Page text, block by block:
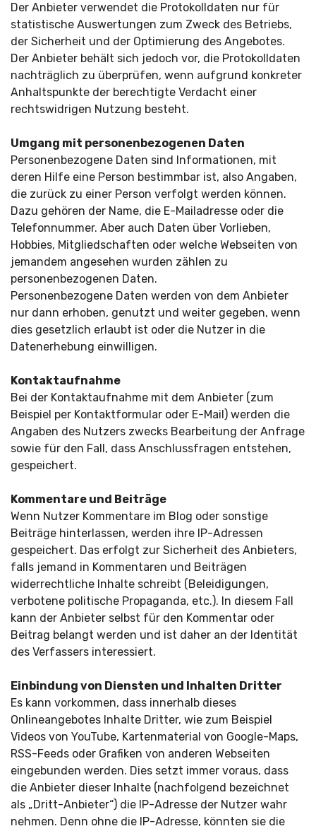
Der Anbieter verwendet die Protokolldaten nur für
statistische Auswertungen zum Zweck des Betriebs,
der Sicherheit und der Optimierung des Angebotes.
Der Anbieter behält sich jedoch vor, die Protokolldaten
nachträglich zu überprüfen, wenn aufgrund konkreter
Anhaltspunkte der berechtigte Verdacht einer
rechtswidrigen Nutzung besteht.
Umgang mit personenbezogenen Daten
Personenbezogene Daten sind Informationen, mit
deren Hilfe eine Person bestimmbar ist, also Angaben,
die zurück zu einer Person verfolgt werden können.
Dazu gehören der Name, die E-Mailadresse oder die
Telefonnummer. Aber auch Daten über Vorlieben,
Hobbies, Mitgliedschaften oder welche Webseiten von
jemandem angesehen wurden zählen zu
personenbezogenen Daten.
Personenbezogene Daten werden von dem Anbieter
nur dann erhoben, genutzt und weiter gegeben, wenn
dies gesetzlich erlaubt ist oder die Nutzer in die
Datenerhebung einwilligen.
Kontaktaufnahme
Bei der Kontaktaufnahme mit dem Anbieter (zum
Beispiel per Kontaktformular oder E-Mail) werden die
Angaben des Nutzers zwecks Bearbeitung der Anfrage
sowie für den Fall, dass Anschlussfragen entstehen,
gespeichert.
Kommentare und Beiträge
Wenn Nutzer Kommentare im Blog oder sonstige
Beiträge hinterlassen, werden ihre IP-Adressen
gespeichert. Das erfolgt zur Sicherheit des Anbieters,
falls jemand in Kommentaren und Beiträgen
widerrechtliche Inhalte schreibt (Beleidigungen,
verbotene politische Propaganda, etc.). In diesem Fall
kann der Anbieter selbst für den Kommentar oder
Beitrag belangt werden und ist daher an der Identität
des Verfassers interessiert.
Einbindung von Diensten und Inhalten Dritter
Es kann vorkommen, dass innerhalb dieses
Onlineangebotes Inhalte Dritter, wie zum Beispiel
Videos von YouTube, Kartenmaterial von Google-Maps,
RSS-Feeds oder Grafiken von anderen Webseiten
eingebunden werden. Dies setzt immer voraus, dass
die Anbieter dieser Inhalte (nachfolgend bezeichnet
als „Dritt-Anbieter“) die IP-Adresse der Nutzer wahr
nehmen. Denn ohne die IP-Adresse, könnten sie die